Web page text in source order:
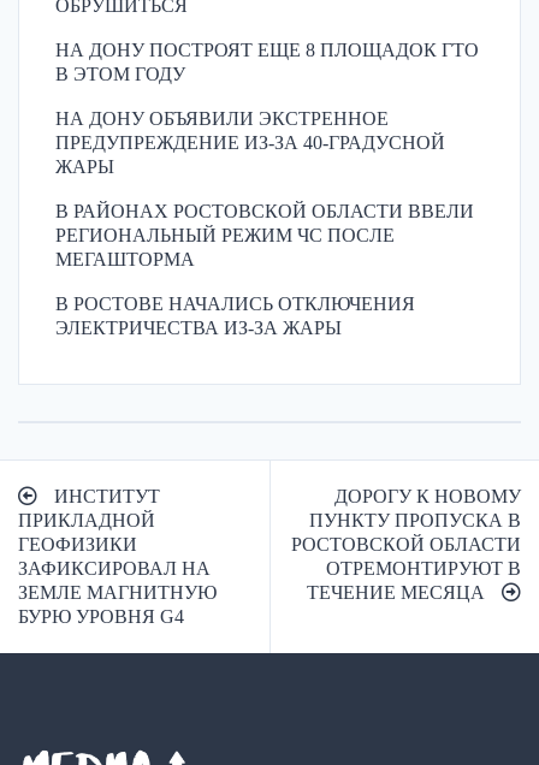
ОБРУШИТЬСЯ
НА ДОНУ ПОСТРОЯТ ЕЩЕ 8 ПЛОЩАДОК ГТО
В ЭТОМ ГОДУ
НА ДОНУ ОБЪЯВИЛИ ЭКСТРЕННОЕ
ПРЕДУПРЕЖДЕНИЕ ИЗ-ЗА 40-ГРАДУСНОЙ
ЖАРЫ
В РАЙОНАХ РОСТОВСКОЙ ОБЛАСТИ ВВЕЛИ
РЕГИОНАЛЬНЫЙ РЕЖИМ ЧС ПОСЛЕ
МЕГАШТОРМА
В РОСТОВЕ НАЧАЛИСЬ ОТКЛЮЧЕНИЯ
ЭЛЕКТРИЧЕСТВА ИЗ-ЗА ЖАРЫ
Навигация
по
записям
ИНСТИТУТ
ПРИКЛАДНОЙ
ГЕОФИЗИКИ
ЗАФИКСИРОВАЛ НА
ЗЕМЛЕ МАГНИТНУЮ
БУРЮ УРОВНЯ G4
ДОРОГУ К НОВОМУ
ПУНКТУ ПРОПУСКА В
РОСТОВСКОЙ ОБЛАСТИ
ОТРЕМОНТИРУЮТ В
ТЕЧЕНИЕ МЕСЯЦА